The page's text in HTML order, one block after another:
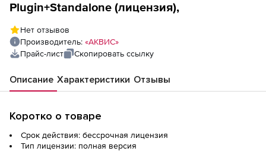
Plugin+Standalone (лицензия),
Нет отзывов
Производитель: «АКВИС»
Прайс-лист
Скопировать ссылку
Описание Характеристики Отзывы
Коротко о товаре
Срок действия: бессрочная лицензия
Тип лицензии: полная версия